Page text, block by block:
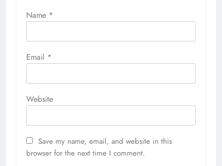
Name *
Email *
Website
Save my name, email, and website in this
browser for the next time I comment.